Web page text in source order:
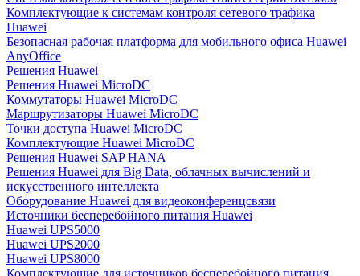
Комплектующие к системам контроля сетевого трафика
Huawei
Безопасная рабочая платформа для мобильного офиса Huawei
AnyOffice
Решения Huawei
Решения Huawei MicroDC
Коммутаторы Huawei MicroDC
Маршрутизаторы Huawei MicroDC
Точки доступа Huawei MicroDC
Комплектующие Huawei MicroDC
Решения Huawei SAP HANA
Решения Huawei для Big Data, облачных вычислений и
искусственного интеллекта
Оборудование Huawei для видеоконференцсвязи
Источники бесперебойного питания Huawei
Huawei UPS5000
Huawei UPS2000
Huawei UPS8000
Комплектующие для источников бесперебойного питания